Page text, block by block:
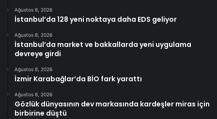
Ağustos 8, 2026
İstanbul’da 128 yeni noktaya daha EDS geliyor
Ağustos 8, 2026
İstanbul’da market ve bakkallarda yeni uygulama
devreye girdi
Ağustos 8, 2026
İzmir Karabağlar’da BİO fark yarattı
Ağustos 8, 2026
Gözlük dünyasının dev markasında kardeşler miras için
birbirine düştü